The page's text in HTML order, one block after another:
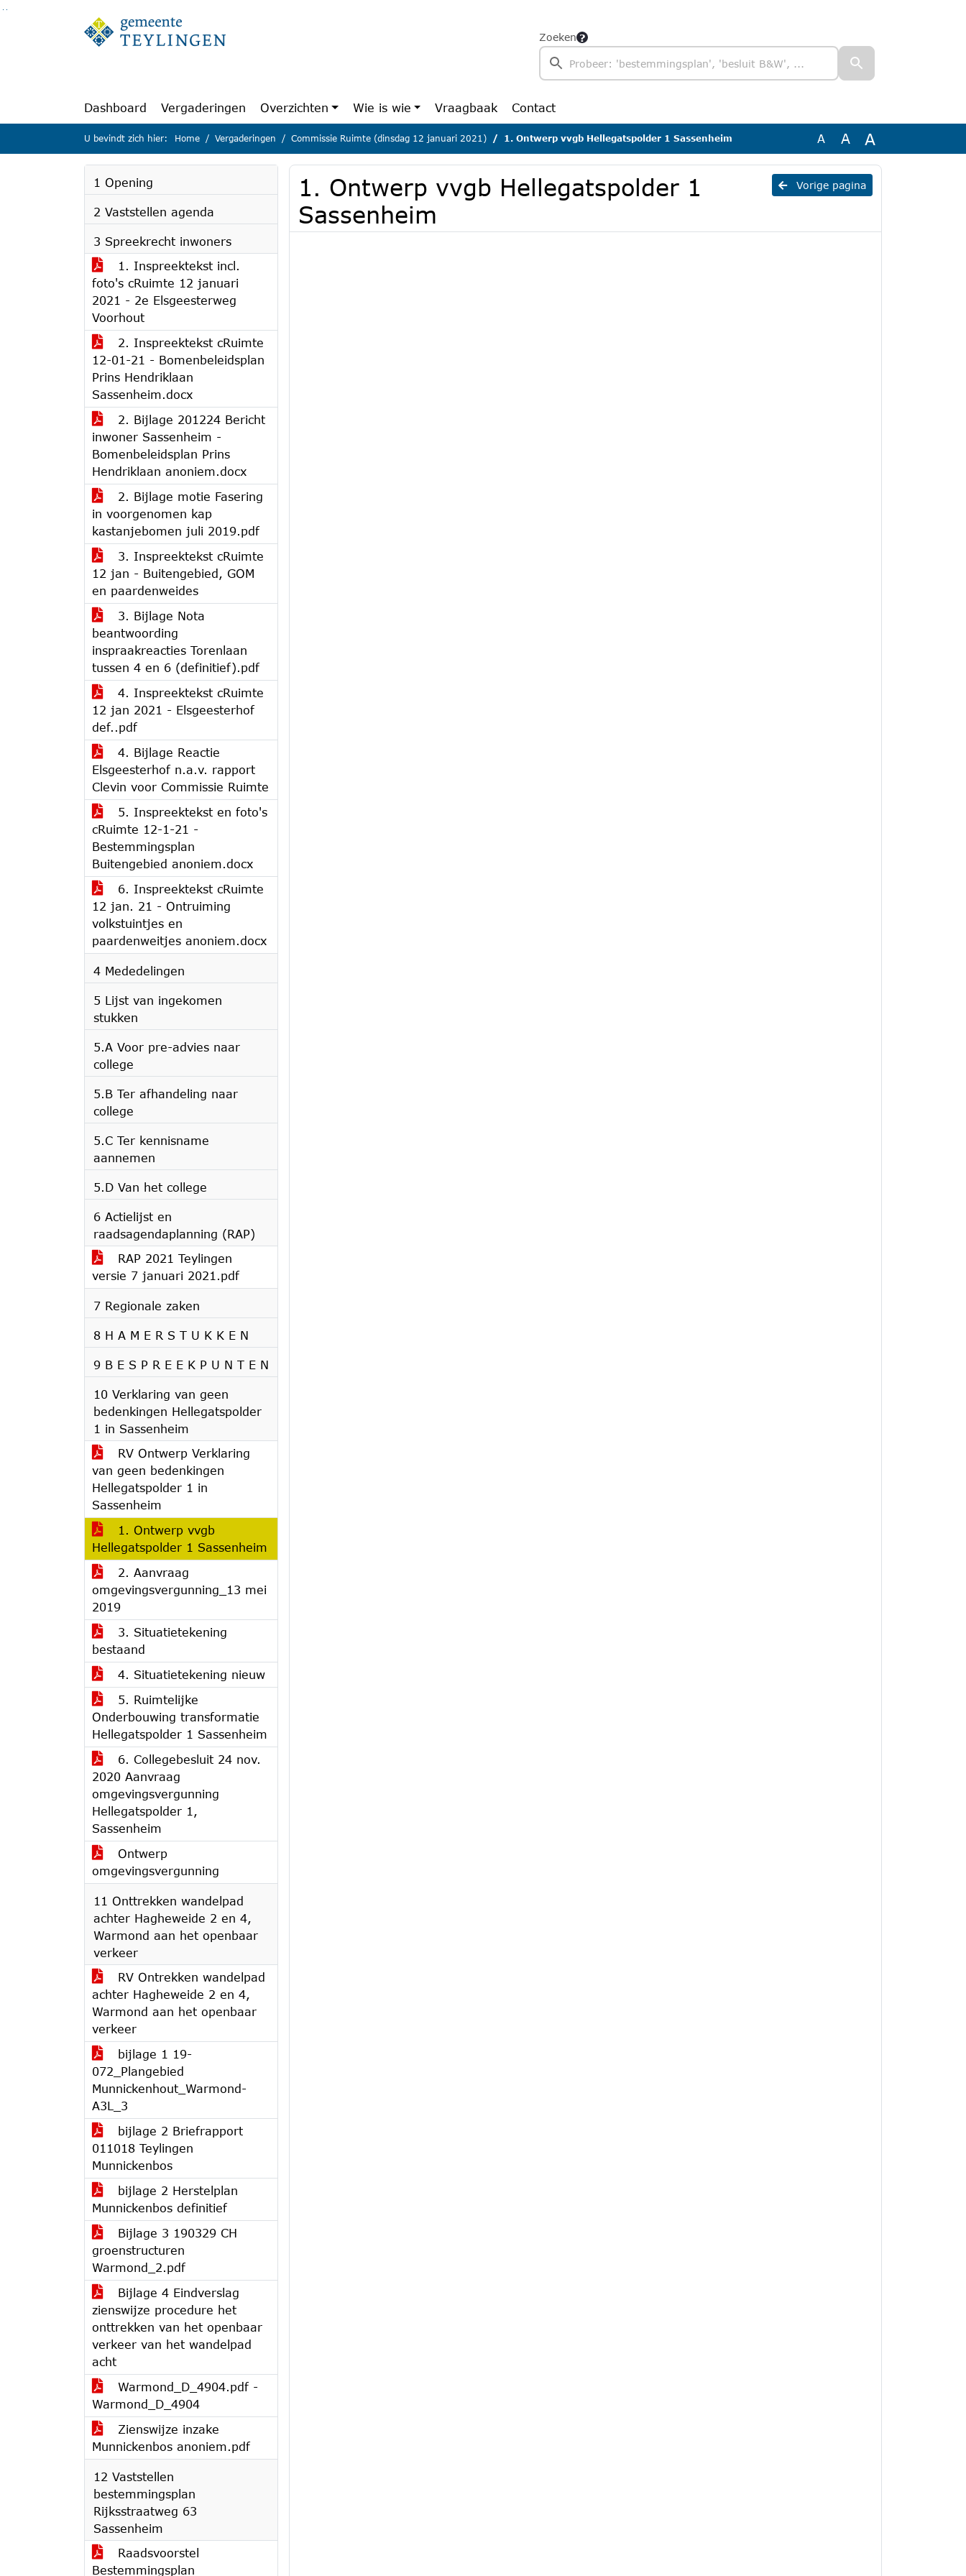
Ga naar de inhoud van deze pagina
Ga naar het zoeken
Ga naar het menu
Zoeken
Dashboard Vergaderingen Overzichten Wie is wie Vraagbaak Contact
U bevindt zich hier: Home Vergaderingen Commissie Ruimte (dinsdag 12 januari 2021) 1. Ontwerp vvgb Hellegatspolder 1 Sassenheim A A A
1 Opening
2 Vaststellen agenda
3 Spreekrecht inwoners
1. Inspreektekst incl.
foto's cRuimte 12 januari
2021 - 2e Elsgeesterweg
Voorhout
2. Inspreektekst cRuimte
12-01-21 - Bomenbeleidsplan
Prins Hendriklaan
Sassenheim.docx
2. Bijlage 201224 Bericht
inwoner Sassenheim -
Bomenbeleidsplan Prins
Hendriklaan anoniem.docx
2. Bijlage motie Fasering
in voorgenomen kap
kastanjebomen juli 2019.pdf
3. Inspreektekst cRuimte
12 jan - Buitengebied, GOM
en paardenweides
3. Bijlage Nota
beantwoording
inspraakreacties Torenlaan
tussen 4 en 6 (definitief).pdf
4. Inspreektekst cRuimte
12 jan 2021 - Elsgeesterhof
def..pdf
4. Bijlage Reactie
Elsgeesterhof n.a.v. rapport
Clevin voor Commissie Ruimte
5. Inspreektekst en foto's
cRuimte 12-1-21 -
Bestemmingsplan
Buitengebied anoniem.docx
6. Inspreektekst cRuimte
12 jan. 21 - Ontruiming
volkstuintjes en
paardenweitjes anoniem.docx
4 Mededelingen
5 Lijst van ingekomen
stukken
5.A Voor pre-advies naar
college
5.B Ter afhandeling naar
college
5.C Ter kennisname
aannemen
5.D Van het college
6 Actielijst en
raadsagendaplanning (RAP)
RAP 2021 Teylingen
versie 7 januari 2021.pdf
7 Regionale zaken
8 H A M E R S T U K K E N
9 B E S P R E E K P U N T E N
10 Verklaring van geen
bedenkingen Hellegatspolder
1 in Sassenheim
RV Ontwerp Verklaring
van geen bedenkingen
Hellegatspolder 1 in
Sassenheim
1. Ontwerp vvgb
Hellegatspolder 1 Sassenheim
2. Aanvraag
omgevingsvergunning_13 mei
2019
3. Situatietekening
bestaand
4. Situatietekening nieuw
5. Ruimtelijke
Onderbouwing transformatie
Hellegatspolder 1 Sassenheim
6. Collegebesluit 24 nov.
2020 Aanvraag
omgevingsvergunning
Hellegatspolder 1,
Sassenheim
Ontwerp
omgevingsvergunning
11 Onttrekken wandelpad
achter Hagheweide 2 en 4,
Warmond aan het openbaar
verkeer
RV Ontrekken wandelpad
achter Hagheweide 2 en 4,
Warmond aan het openbaar
verkeer
bijlage 1 19-
072_Plangebied
Munnickenhout_Warmond-
A3L_3
bijlage 2 Briefrapport
011018 Teylingen
Munnickenbos
bijlage 2 Herstelplan
Munnickenbos definitief
Bijlage 3 190329 CH
groenstructuren
Warmond_2.pdf
Bijlage 4 Eindverslag
zienswijze procedure het
onttrekken van het openbaar
verkeer van het wandelpad
acht
Warmond_D_4904.pdf -
Warmond_D_4904
Zienswijze inzake
Munnickenbos anoniem.pdf
12 Vaststellen
bestemmingsplan
Rijksstraatweg 63
Sassenheim
Raadsvoorstel
Bestemmingsplan
Vorige pagina
1. Ontwerp vvgb Hellegatspolder 1
Sassenheim